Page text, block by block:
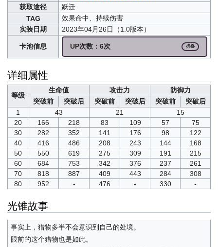
获取途径
跃迁
TAG
效果命中、持续伤害
实装日期
2023年04月26日（1.0版本）
卡池信息 UP次数：6次 折叠
详细属性
等级
生命值 攻击力
防御力
突破前
突破后 突破前 突破后 突破前
突破后
1
43 21
15
20
166 218 83 109 57
75
30
282 352 141 176 98
122
40
416 486 208 243 144
168
50
550 619 275 309 191
215
60
684 753 342 376 237
261
70
818 887 409 443 284
308
80
952 - 476 - 330 -
光锥故事
事实上，猎物多半不会意识到自己的处境。
眼前的这个猎物也是如此。